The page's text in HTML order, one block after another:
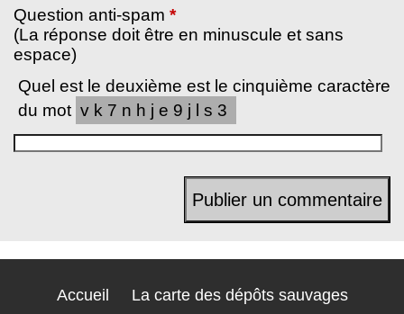
Question anti-spam *
(La réponse doit être en minuscule et sans
espace)
Quel est le deuxième est le cinquième caractère
du mot vk7nhje9jls3
Accueil La carte des dépôts sauvages